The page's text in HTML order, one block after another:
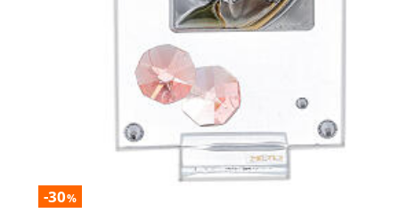
-30%